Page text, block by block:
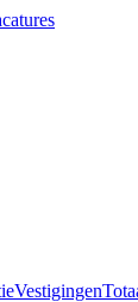
Vestigingen